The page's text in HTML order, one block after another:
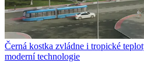
Černá kostka zvládne i tropické
moderní technologie